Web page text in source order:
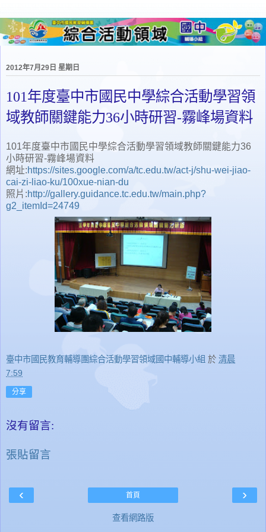
2012年7月29日 星期日
101年度臺中市國民中學綜合活動學習領
域教師關鍵能力36小時研習-霧峰場資料
101年度臺中市國民中學綜合活動學習領域教師關鍵能力36
小時研習-霧峰場資料
網址:https://sites.google.com/a/tc.edu.tw/act-j/shu-wei-jiao-
cai-zi-liao-ku/100xue-nian-du
照片:http://gallery.guidance.tc.edu.tw/main.php?
g2_itemId=24749
臺中市國民教育輔導團綜合活動學習領域國中輔導小組 於 清晨
7:59
分享
沒有留言:
張貼留言
‹ ›
首頁
查看網路版